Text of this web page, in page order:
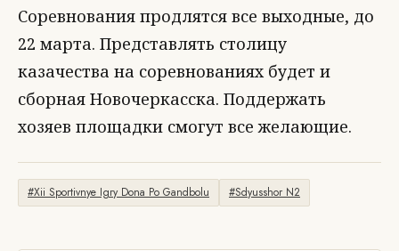
Соревнования продлятся все выходные, до
22 марта. Представлять столицу
казачества на соревнованиях будет и
сборная Новочеркасска. Поддержать
хозяев площадки смогут все желающие.
#Xii Sportivnye Igry Dona Po Gandbolu #Sdyusshor N2